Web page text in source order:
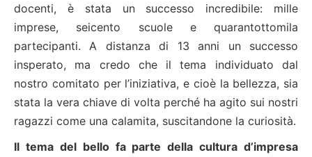
docenti, è stata un successo incredibile: mille
imprese, seicento scuole e quarantottomila
partecipanti. A distanza di 13 anni un successo
insperato, ma credo che il tema individuato dal
nostro comitato per l’iniziativa, e cioè la bellezza, sia
stata la vera chiave di volta perché ha agito sui nostri
ragazzi come una calamita, suscitandone la curiosità.
Il tema del bello fa parte della cultura d’impresa